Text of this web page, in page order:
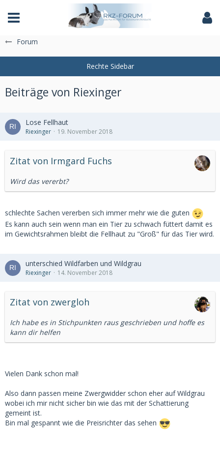
Das Fachforum der Rassekaninchenzucht
Forum
Beiträge von Riexinger
Lose Fellhaut
Riexinger 19. November 2018
Zitat von Irmgard Fuchs
Wird das vererbt?
schlechte Sachen vererben sich immer mehr wie die guten
Es kann auch sein wenn man ein Tier zu schwach füttert damit es
im Gewichtsrahmen bleibt die Fellhaut zu "Groß" für das Tier wird.
unterschied Wildfarben und Wildgrau
Riexinger 14. November 2018
Zitat von zwergloh
Ich habe es in Stichpunkten raus geschrieben und hoffe es
kann dir helfen
Vielen Dank schon mal!
Also dann passen meine Zwergwidder schon eher auf Wildgrau
wobei ich mir nicht sicher bin wie das mit der Schattierung
gemeint ist.
Bin mal gespannt wie die Preisrichter das sehen